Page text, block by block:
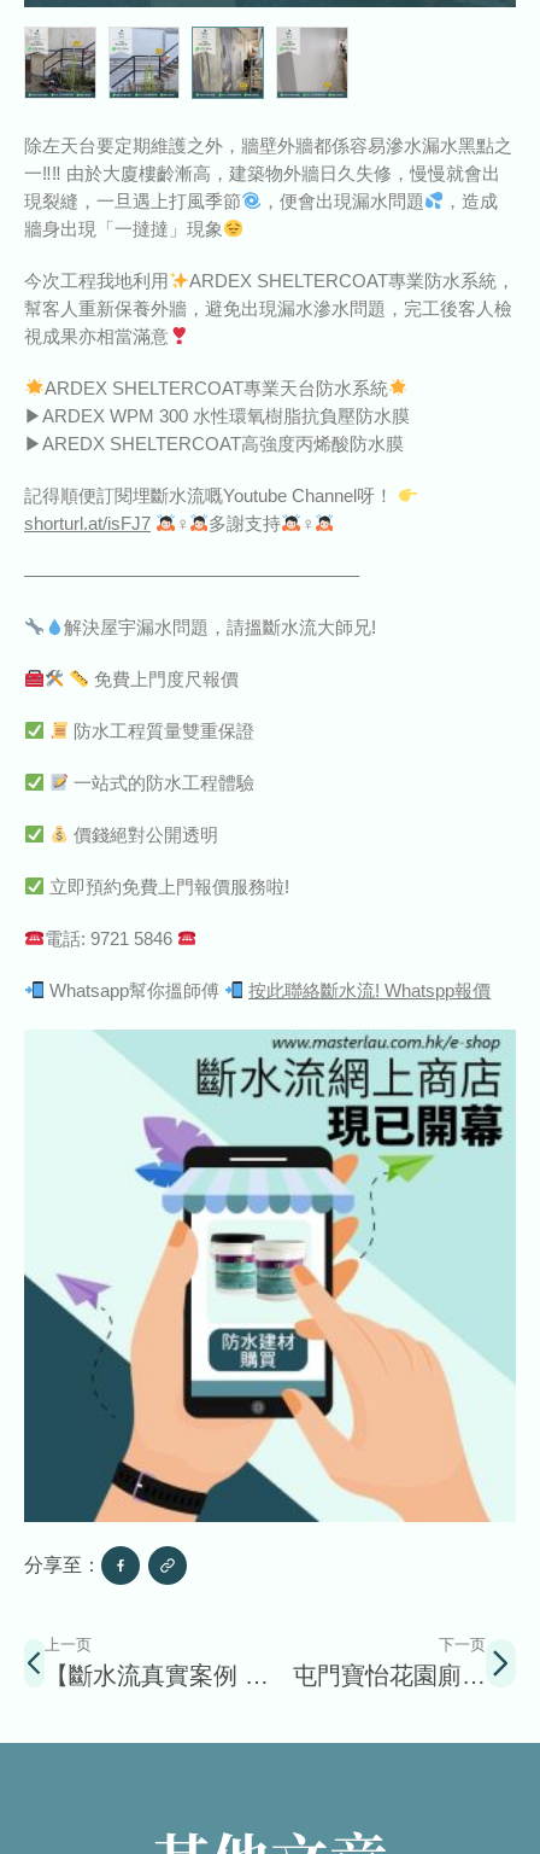
除左天台要定期維護之外，牆壁外牆都係容易滲水漏水黑點之
一‼‼ 由於大廈樓齡漸高，建築物外牆日久失修，慢慢就會出
現裂縫，一旦遇上打風季節
，便會出現漏水問題
，造成
牆身出現「一撻撻」現象
今次工程我地利用
ARDEX SHELTERCOAT專業防水系統，
幫客人重新保養外牆，避免出現漏水滲水問題，完工後客人檢
視成果亦相當滿意
ARDEX SHELTERCOAT專業天台防水系統
▶ARDEX WPM 300 水性環氧樹脂抗負壓防水膜
▶AREDX SHELTERCOAT高強度丙烯酸防水膜
記得順便訂閱埋斷水流嘅Youtube Channel呀！
shorturl.at/isFJ7
‍♀‍ 多謝支持 ‍♀‍
——————————————————–
解決屋宇漏水問題，請搵斷水流大師兄!
免費上門度尺報價
防水工程質量雙重保證
一站式的防水工程體驗
價錢絕對公開透明
立即預約免費上門報價服務啦!
電話: 9721 5846
Whatsapp幫你搵師傅 按此聯絡斷水流! Whatspp報價
分享至：
上一页
【斷水流真實案例 分
防水工程
下一页
屯門寶怡花園廁所